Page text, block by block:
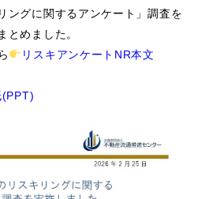
ングに関するアンケート」調査を
とめました。
リスキアンケートNR本文
(PPT)